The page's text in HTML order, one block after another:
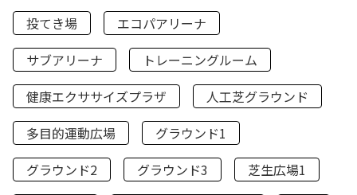
投てき場
エコパアリーナ
サブアリーナ
トレーニングルーム
健康エクササイズプラザ
人工芝グラウンド
多目的運動広場
グラウンド1
グラウンド2
グラウンド3
芝生広場1